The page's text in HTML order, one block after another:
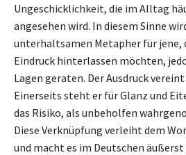
Ungeschicklichkeit, die im Alltag
angesehen wird. In diesem Sinne
unterhaltsamen Metapher für jene,
Eindruck hinterlassen möchten,
Lagen geraten. Der Ausdruck
Einerseits steht er für Glanz und
das Risiko, als unbeholfen
Diese Verknüpfung verleiht dem
und macht es im Deutschen